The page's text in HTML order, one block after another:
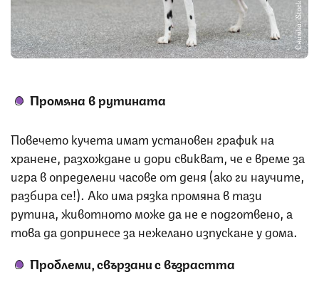
Снимка: iStock
Промяна в рутината
Повечето кучета имат установен график на
хранене, разхождане и дори свикват, че е време за
игра в определени часове от деня (ако ги научите,
разбира се!). Ако има рязка промяна в тази
рутина, животното може да не е подготвено, а
това да допринесе за нежелано изпускане у дома.
Проблеми, свързани с възрастта